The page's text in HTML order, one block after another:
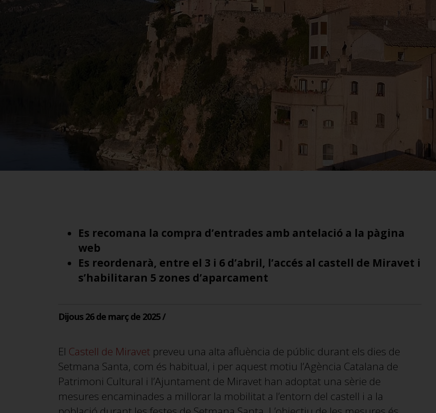
Es recomana la compra d’entrades amb antelació a la pàgina
web
Es reordenarà, entre el 3 i 6 d’abril, l’accés al castell de Miravet i
s’habilitaran 5 zones d’aparcament
Dijous 26 de març de 2025 /
El Castell de Miravet preveu una alta afluència de públic durant els dies de
Setmana Santa, com és habitual, i per aquest motiu l’Agència Catalana de
Patrimoni Cultural i l’Ajuntament de Miravet han adoptat una sèrie de
mesures encaminades a millorar la mobilitat a l’entorn del castell i a la